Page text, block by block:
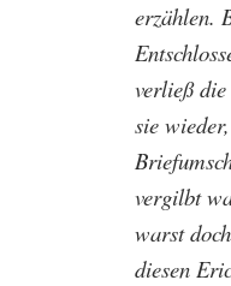
erzählen.
verließ
sie
vergilbt
warst
diesen